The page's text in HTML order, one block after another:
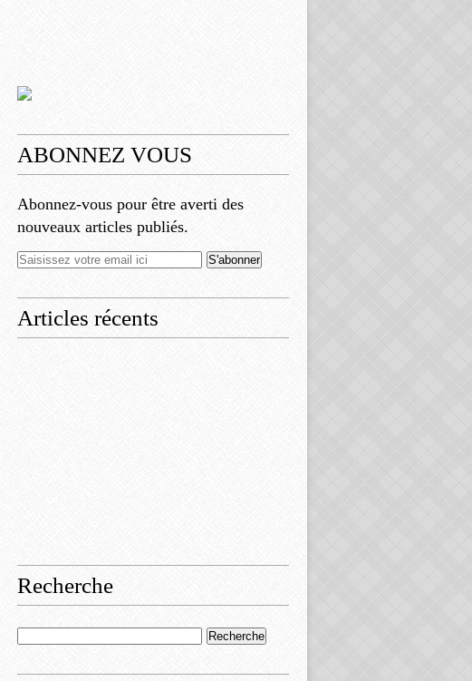
ABONNEZ VOUS
Abonnez-vous pour être averti des
nouveaux articles publiés.
Articles récents
Recherche